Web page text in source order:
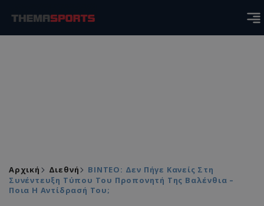
Αρχική Διεθνή
ΒΙΝΤΕΟ: Δεν Πήγε Κανείς Στη
Συνέντευξη Τύπου Του Προπονητή Της Βαλένθια –
Ποια Η Αντίδρασή Του;